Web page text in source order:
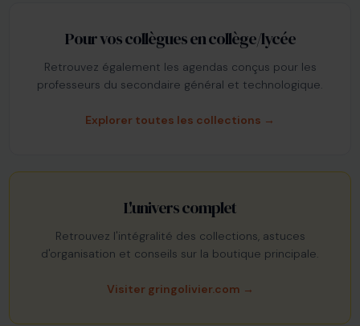
Pour vos collègues en collège/lycée
Retrouvez également les agendas conçus pour les
professeurs du secondaire général et technologique.
Explorer toutes les collections →
L'univers complet
Retrouvez l'intégralité des collections, astuces
d'organisation et conseils sur la boutique principale.
Visiter gringolivier.com →